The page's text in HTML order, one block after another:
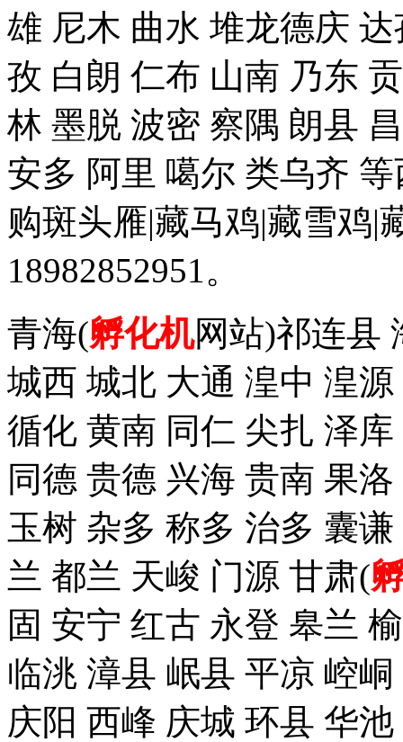
雄 尼木 曲水 堆龙德庆
孜 白朗 仁布 山南 乃东
林 墨脱 波密 察隅 朗县
安多 阿里 噶尔 类乌齐
购斑头雁|藏马鸡|藏雪鸡|
18982852951。
青海(孵化机网站)祁连县
城西 城北 大通 湟中 湟
循化 黄南 同仁 尖扎 泽
同德 贵德 兴海 贵南 果
玉树 杂多 称多 治多 囊
兰 都兰 天峻 门源 甘肃(
固 安宁 红古 永登 皋兰
临洮 漳县 岷县 平凉 崆
庆阳 西峰 庆城 环县 华